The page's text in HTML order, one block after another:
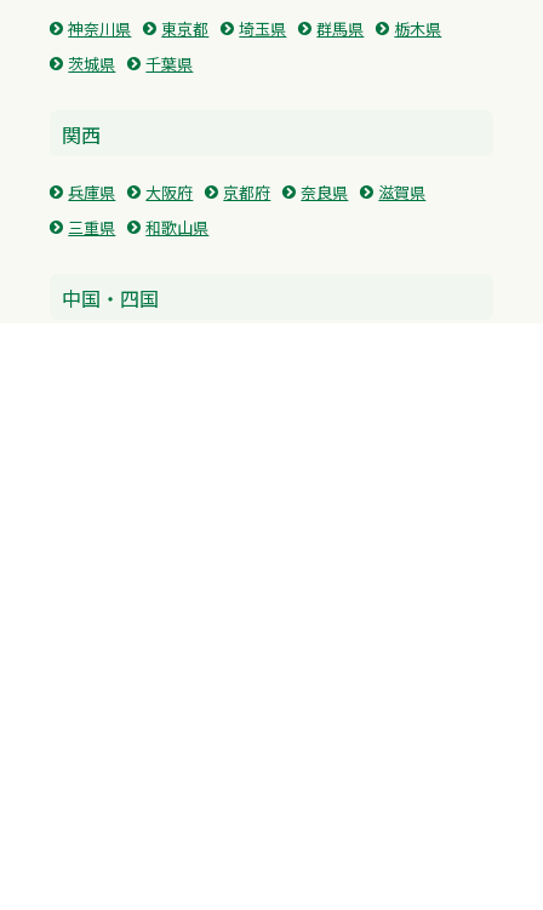
神奈川県 東京都 埼玉県 群馬県
栃木県
茨城県
千葉県
関西
兵庫県 大阪府 京都府 奈良県
滋賀県
三重県
和歌山県
中国・四国